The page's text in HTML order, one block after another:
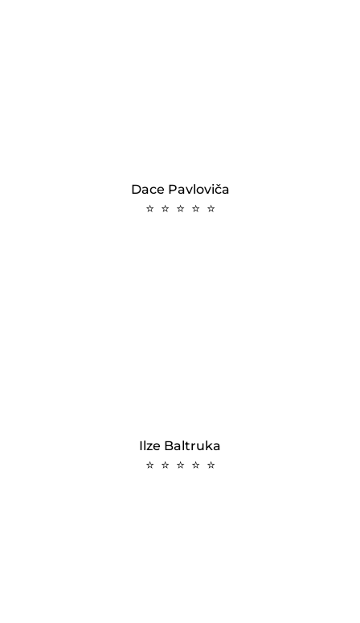
Dace Pavloviča
⭐ ⭐ ⭐ ⭐ ⭐
Ilze Baltruka
⭐ ⭐ ⭐ ⭐ ⭐